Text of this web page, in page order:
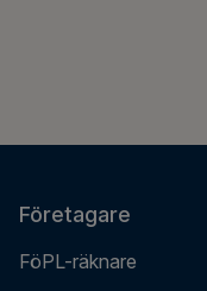
Företagare
FöPL-räknare